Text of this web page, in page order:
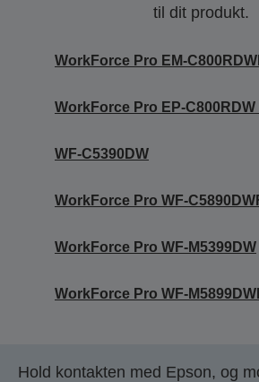
til dit produkt.
WorkForce Pro EM-
WorkForce Pro EP-
WF-C5390DW
WorkForce Pro WF-
WorkForce Pro WF-M5399DW
WorkForce Pro WF-
Hold kontakten med Epson, og